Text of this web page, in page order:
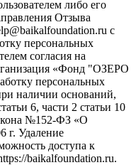
либо его
Отзыва
с
персональных
согласия на
«Фонд "ОЗЕРО
персональных
наличии оснований,
6, части 2 статьи 10
№152-ФЗ «О
г. Удаление
доступа к
baikalfoundation.ru.